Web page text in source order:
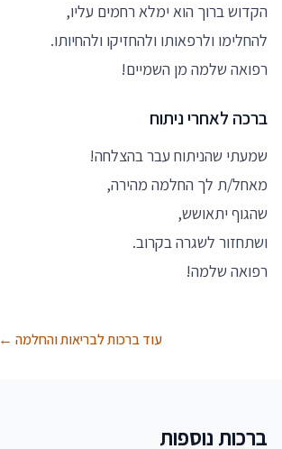
הקדוש ברוך הוא ימלא רחמים עליו,
להחלימו ולרפאותו ולהחזיקו ולהחיותו.
רפואה שלמה מן השמיים!
ברכה לאחרי ניתוח
שמעתי שהניתוח עבר בהצלחה!
מאחל/ת לך החלמה מהירה,
שהגוף יתאושש,
ושתחזור לשגרה בקרוב.
רפואה שלמה!
עוד ברכות לבריאות והחלמה ←
ברכות נוספות